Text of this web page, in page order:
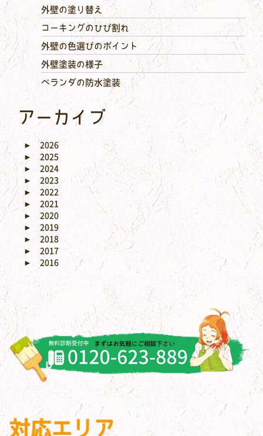
外壁の塗り替え
コーキングのひび割れ
外壁の色選びのポイント
外壁塗装の様子
ベランダの防水塗装
アーカイブ
►
2026
►
2025
► 2024
►
2023
►
2022
►
2021
►
2020
►
2019
►
2018
►
2017
►
2016
対応エリア